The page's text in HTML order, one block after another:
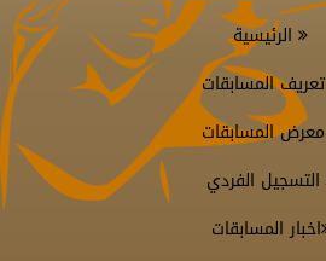
الرئيسية
تعريف المسابقات
معرض المسابقات
التسجيل الفردي
اخبار المسابقات